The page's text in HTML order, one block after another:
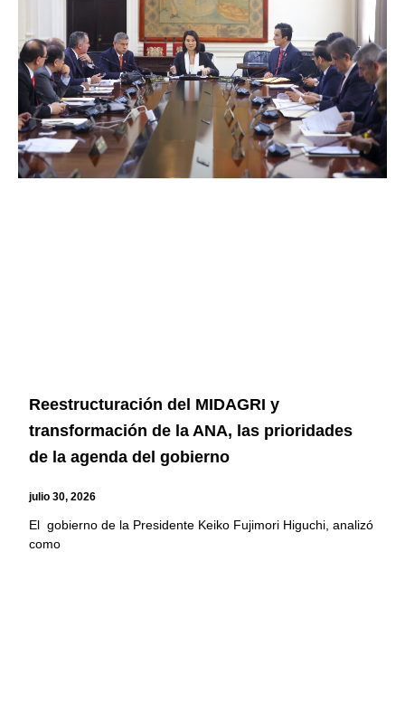
Reestructuración del MIDAGRI y
transformación de la ANA, las prioridades
de la agenda del gobierno
julio 30, 2026
El gobierno de la Presidente Keiko Fujimori Higuchi, analizó
como